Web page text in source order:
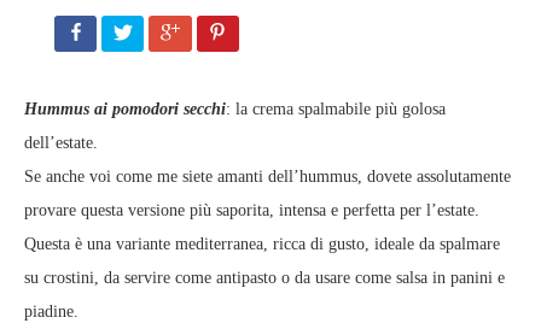
Hummus ai pomodori secchi: la crema spalmabile più golosa
dell’estate.
Se anche voi come me siete amanti dell’hummus, dovete assolutamente
provare questa versione più saporita, intensa e perfetta per l’estate.
Questa è una variante mediterranea, ricca di gusto, ideale da spalmare
su crostini, da servire come antipasto o da usare come salsa in panini e
piadine.